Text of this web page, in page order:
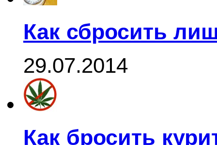
Как сбросить
29.07.2014
Как бросить